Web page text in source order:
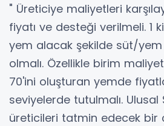
" Üreticiye maliyetleri
fiyatı ve desteği verilmeli. 1
yem alacak şekilde süt/yem
olmalı. Özellikle birim
70'ini oluşturan yemde
seviyelerde tutulmalı. Ulusal
üreticileri tatmin edecek bir